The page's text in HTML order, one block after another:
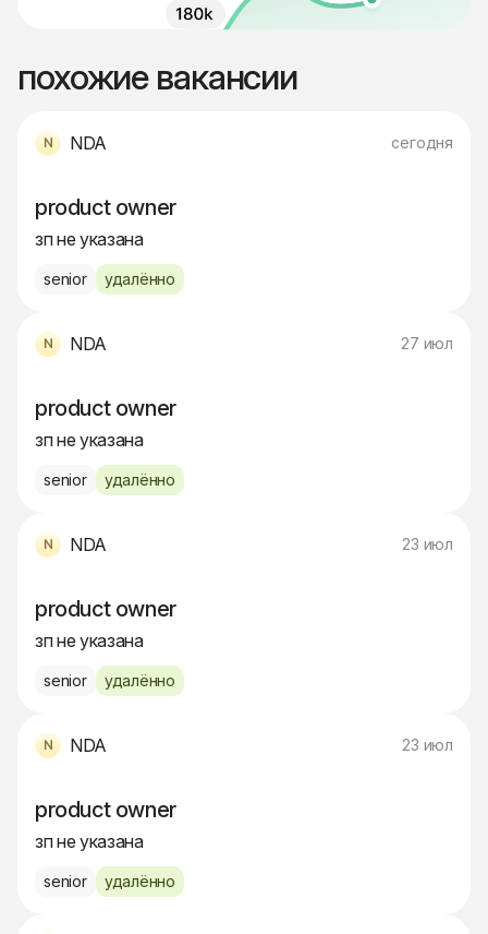
похожие вакансии
NDA сегодня
product owner
зп не указана
senior удалённо
NDA 27 июл
product owner
зп не указана
senior удалённо
NDA 23 июл
product owner
зп не указана
senior удалённо
NDA 23 июл
product owner
зп не указана
senior удалённо